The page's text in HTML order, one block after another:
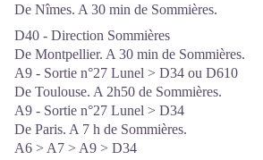
De Nîmes. A 30 min de Sommières.
D40 - Direction Sommières
De Montpellier. A 30 min de Sommières.
A9 - Sortie n°27 Lunel > D34 ou D610
De Toulouse. A 2h50 de Sommières.
A9 - Sortie n°27 Lunel > D34
De Paris. A 7 h de Sommières.
A6 > A7 > A9 > D34